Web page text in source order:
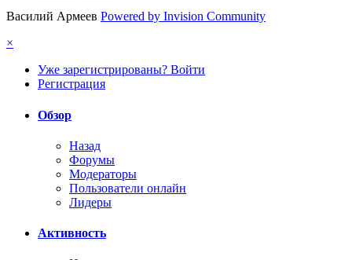
Василий Армеев Powered by Invision Community
×
Уже зарегистрированы? Войти
Регистрация
Обзор
Назад
Форумы
Модераторы
Пользователи онлайн
Лидеры
Активность